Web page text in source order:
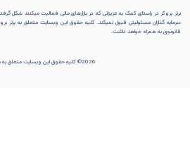
برتر بروکر در راستای کمک به عزیزانی که در بازارهای مالی فعالیت میکنند شکل
سرمایه گذاران مسئولیتی قبول نمیکند. کلیه حقوق این وبسایت متعلق به برتر
قانونوی به همراه خواهد داشت.
2026© کلیه حقوق این وبسایت متعلق به برتر بروکر است